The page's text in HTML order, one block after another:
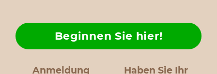
Anmeldung
Haben Sie Ihr
Beginnen Sie hier!